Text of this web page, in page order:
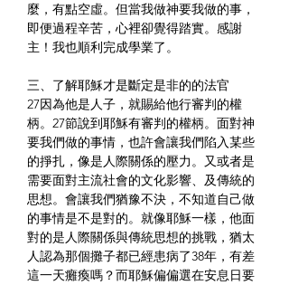
麼，有點空虛。但當我做神要我做的事，
即便過程辛苦，心裡卻覺得踏實。感謝
主！我也順利完成學業了。
三、了解耶穌才是斷定是非的的法官
27因為他是人子，就賜給他行審判的權
柄。27節說到耶穌有審判的權柄。面對神
要我們做的事情，也許會讓我們陷入某些
的掙扎，像是人際關係的壓力。又或者是
需要面對主流社會的文化影響、及傳統的
思想。會讓我們猶豫不決，不知道自己做
的事情是不是對的。就像耶穌一樣，他面
對的是人際關係與傳統思想的挑戰，猶太
人認為那個攤子都已經患病了38年，有差
這一天癱瘓嗎？而耶穌偏偏選在安息日要